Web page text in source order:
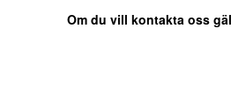
Om du vill kontakta oss